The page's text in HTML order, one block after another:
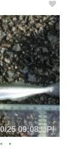
25 09:08 UP!
・